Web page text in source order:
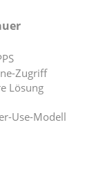
Zugriff
Lösung
Use-Modell